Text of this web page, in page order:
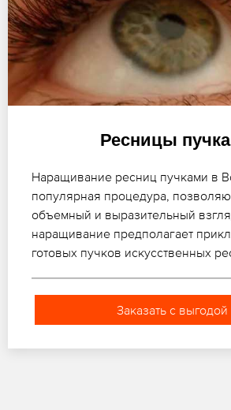
Ресницы
Наращивание ресниц пучками в
популярная процедура,
объемный и выразительный
наращивание предполагает
готовых пучков искусственных
Заказать с выгодой